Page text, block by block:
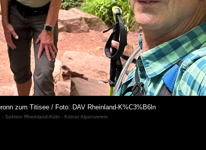
zum Titisee / Foto: DAV Rheinland-K%C3%B6ln
Sektion Rheinland-Köln - Kölner Alpenverein